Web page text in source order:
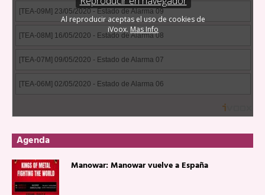
Agenda
Manowar: Manowar vuelve a España